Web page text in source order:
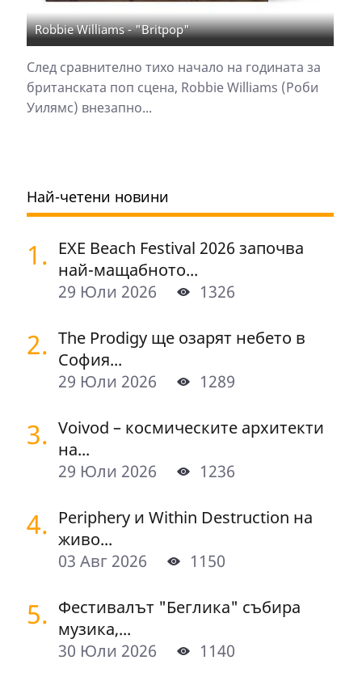
Robbie Williams - "Britpop"
След сравнително тихо начало на годината за
британската поп сцена, Robbie Williams (Роби
Уилямс) внезапно...
Най-четени новини
1. EXE Beach Festival 2026 започва
най-мащабното...
29 Юли 2026
1326
2. The Prodigy ще озарят небето в
София...
29 Юли 2026
1289
3. Voivod – космическите архитекти
на...
29 Юли 2026
1236
4. Periphery и Within Destruction на
живо...
03 Авг 2026
1150
5. Фестивалът "Беглика" събира
музика,...
30 Юли 2026
1140